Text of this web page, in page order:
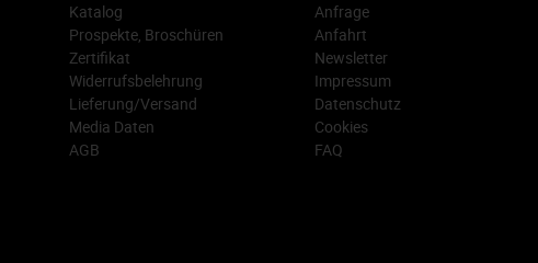
Katalog
Prospekte, Broschüren
Zertifikat
Widerrufsbelehrung
Lieferung/Versand
Media Daten
AGB
Anfrage
Anfahrt
Newsletter
Impressum
Datenschutz
Cookies
FAQ